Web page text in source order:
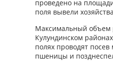
проведено на
поля вывели
Максимальный объем
Кулундинском
полях проводят
пшеницы и